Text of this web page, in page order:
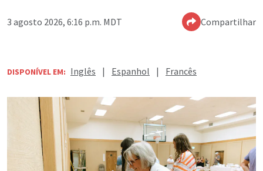
3 agosto 2026, 6:16 p.m. MDT Compartilhar
DISPONÍVEL EM: Inglês | Espanhol | Francês